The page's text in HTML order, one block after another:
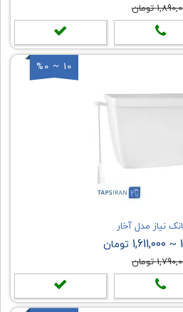
تومان
%0 ~ 10
نیاز مدل آخار
~
1,611,000 تومان
تومان